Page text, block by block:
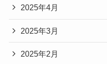
2025年4月
2025年3月
2025年2月